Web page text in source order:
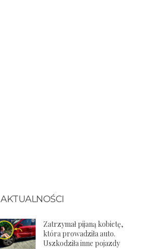
AKTUALNOŚCI
Zatrzymał pijaną kobietę,
która prowadziła auto.
Uszkodziła inne pojazdy